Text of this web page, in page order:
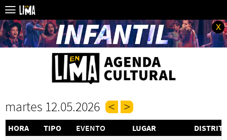
x
martes 12.05.2026
HORA TIPO EVENTO LUGAR